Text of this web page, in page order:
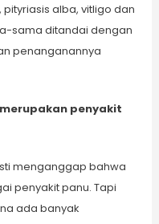
alba, vitligo dan
sama ditandai dengan
penanganannya
penyakit
menganggap bahwa
penyakit panu. Tapi
ada banyak